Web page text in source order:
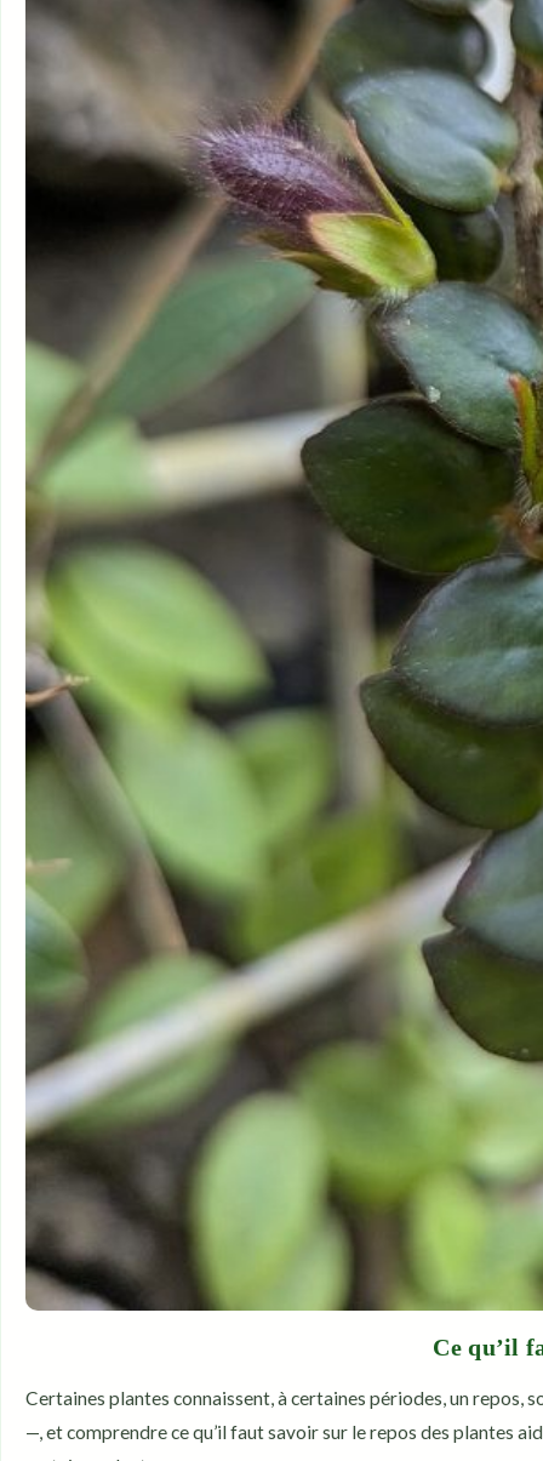
Ce qu’il
Certaines plantes connaissent, à certaines périodes, un
—, et comprendre ce qu’il faut savoir sur le repos des plantes